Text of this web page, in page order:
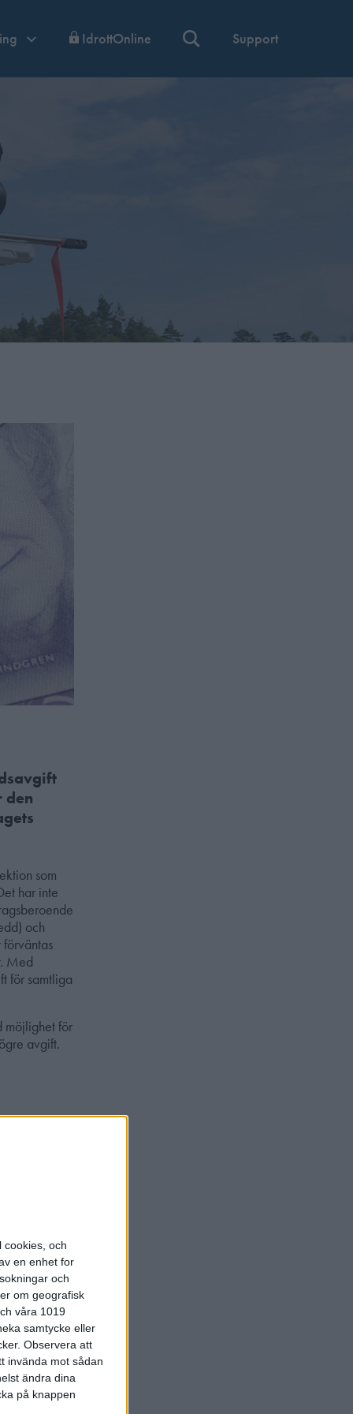
cookies, och
en enhet for
och
om geografisk
våra 1019
samtycke eller
Observera att
invända mot sådan
ändra dina
på knappen
IdrottOnline Support
den
som
har inte
och
Med
för samtliga
möjlighet för
avgift.
deltagande
klassar upp
Varje
deltar på